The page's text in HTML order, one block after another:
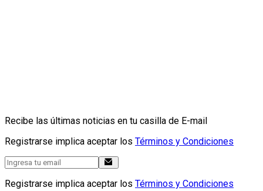
Recibe las últimas noticias en tu casilla de E-mail
Registrarse implica aceptar los Términos y Condiciones
Registrarse implica aceptar los Términos y Condiciones